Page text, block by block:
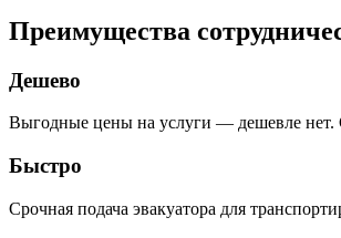
Преимущества
Дешево
Выгодные цены на услуги — дешевле нет.
Быстро
Срочная подача эвакуатора для